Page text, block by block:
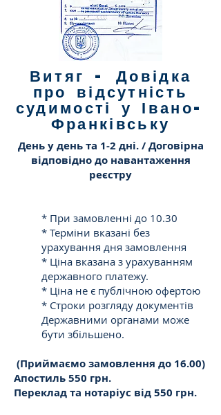
Гнучка Цінова Політика
Вартість юридичної послуги
формується індивідуально, виходячи зі
складності вирішуваної проблеми.
Витяг - Довідка
про відсутність
судимості у Івано-
Франківську
День у день та 1-2 дні. / Договірна
відповідно до навантаження
реєстру
* При замовленні до 10.30
* Терміни вказані без
урахування дня замовлення
* Ціна вказана з урахуванням
державного платежу.
* Ціна не є публічною офертою
* Строки розгляду документів
Державними органами може
бути збільшено.
(Приймаємо замовлення до 16.00)
Апостиль 550 грн.
Переклад та нотаріус від 550 грн.